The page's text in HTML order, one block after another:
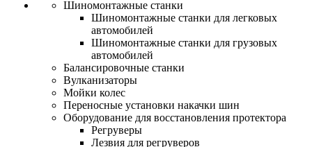
Шиномонтажные станки
Шиномонтажные станки для легковых
автомобилей
Шиномонтажные станки для грузовых
автомобилей
Балансировочные станки
Вулканизаторы
Мойки колес
Переносные установки накачки шин
Оборудование для восстановления протектора
Регруверы
Лезвия для регруверов